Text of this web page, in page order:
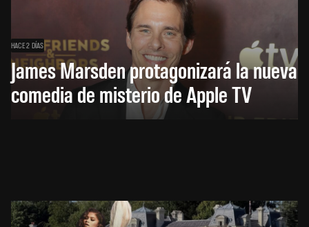
HACE 2 DÍAS
James Marsden protagonizará la nueva
comedia de misterio de Apple TV